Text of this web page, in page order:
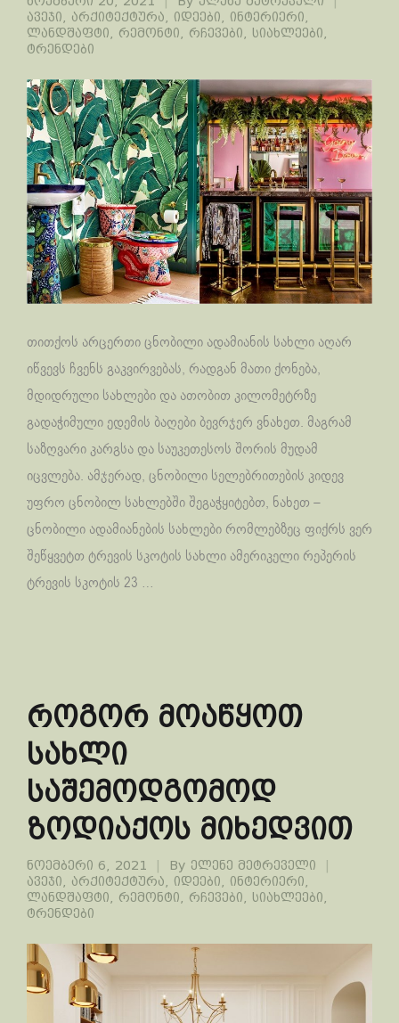
ავეჯი
არქიტექტურა იდეები ინტერიერი
ლანდშაფტი
რემონტი რჩევები სიახლეები
ტრენდები
თითქოს არცერთი ცნობილი ადამიანის სახლი აღარ
იწვევს ჩვენს გაკვირვებას, რადგან მათი ქონება,
მდიდრული სახლები და ათობით კილომეტრზე
გადაჭიმული ედემის ბაღები ბევრჯერ ვნახეთ. მაგრამ
საზღვარი კარგსა და საუკეთესოს შორის მუდამ
იცვლება. ამჯერად, ცნობილი სელებრითების კიდევ
უფრო ცნობილ სახლებში შეგაჭყიტებთ, ნახეთ –
ცნობილი ადამიანების სახლები რომლებზეც ფიქრს ვერ
შეწყვეტთ ტრევის სკოტის სახლი ამერიკელი რეპერის
ტრევის სკოტის 23 …
როგორ მოაწყოთ
სახლი
საშემოდგომოდ
ზოდიაქოს მიხედვით
ნოემბერი 6, 2021 By ელენე მეტრეველი
ავეჯი
არქიტექტურა იდეები ინტერიერი
ლანდშაფტი
რემონტი რჩევები სიახლეები
ტრენდები